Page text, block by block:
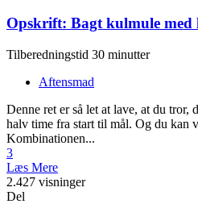
Opskrift: Bagt kulmule med
Tilberedningstid 30 minutter
Aftensmad
Denne ret er så let at lave, at du tror,
halv time fra start til mål. Og du kan
Kombinationen...
3
Læs Mere
2.427 visninger
Del